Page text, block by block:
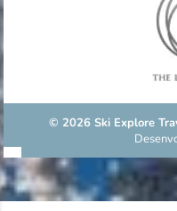
© 2026 Ski Explore